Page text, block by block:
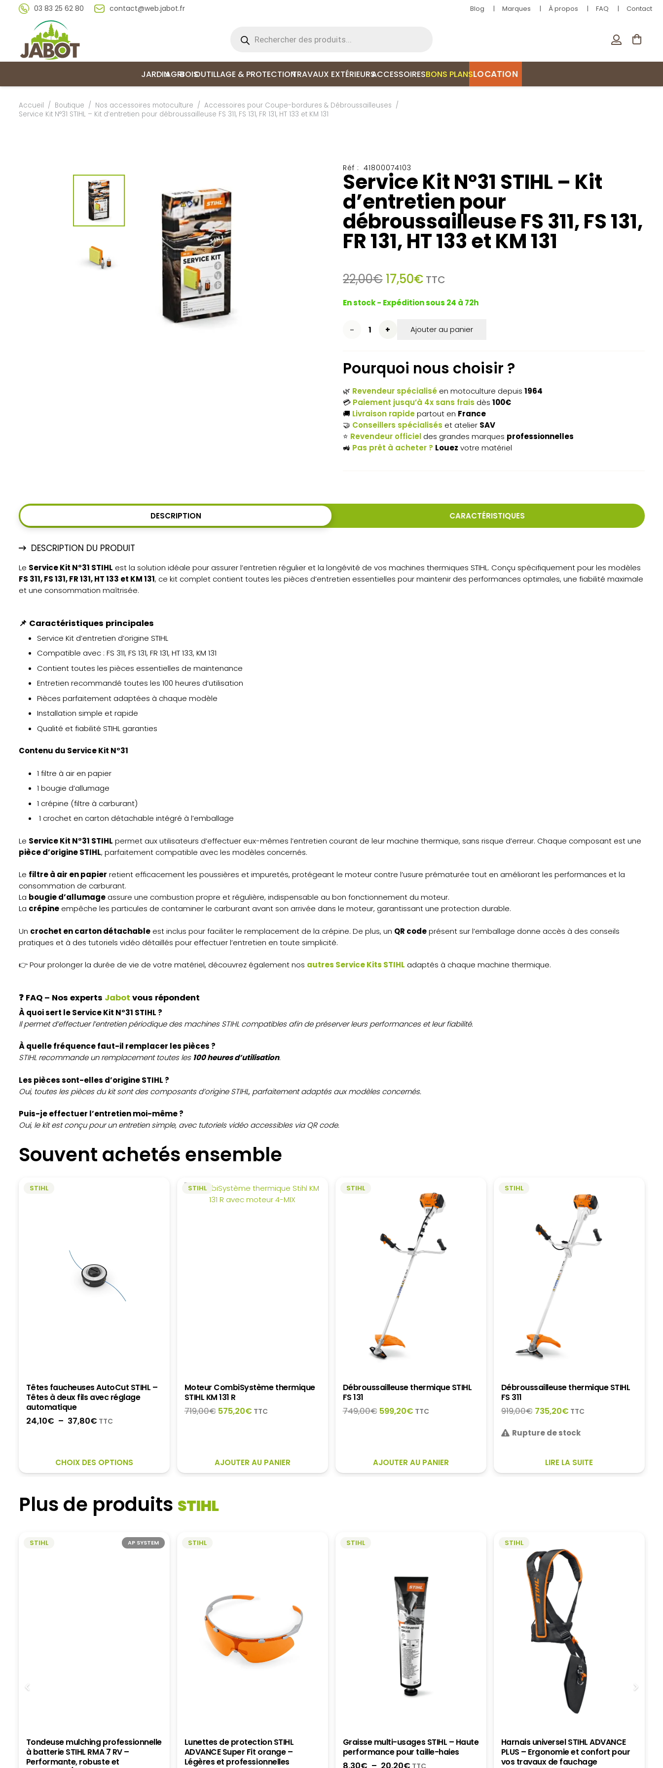
03 83 25 62 80 contact@web.jabot.fr Blog Marques À propos FAQ Contact
produits
JARDINAGRIBOISOUTILLAGE & PROTECTIONTRAVAUX EXTÉRIEURSACCESSOIRESBONS PLANSLOCATION
Accueil / Boutique / Nos accessoires motoculture / Accessoires pour Coupe-bordures & Débroussailleuses /
Service Kit N°31 STIHL – Kit d’entretien pour débroussailleuse FS 311, FS 131, FR 131, HT 133 et KM 131
Réf : 41800074103
Service Kit N°31 STIHL – Kit
d’entretien pour
débroussailleuse FS 311, FS 131,
FR 131, HT 133 et KM 131
22,00€ Le
prix
initial
était :
22,00€.
17,50€Le
actuel
17,50€.
TTC
En stock - Expédition sous 24 à 72h
quantité
Service
N°31
STIHL
– Kit
311,
131,
FR
Ajouter au panier
Pourquoi nous choisir ?
🌿 Revendeur spécialiséen motoculture depuis 1964
💳 Paiement jusqu’à 4x sans frais dès 100€
🚚 Livraison rapidepartout en France
🤝 Conseillers spécialisés et atelier SAV
⭐ Revendeur officieldes grandes marques professionnelles
🚜 Pas prêt à acheter ? Louez votre matériel
DESCRIPTION CARACTÉRISTIQUES
DESCRIPTION DU PRODUIT
Le Service Kit N°31 STIHL est la solution idéale pour assurer l’entretien régulier et la longévité de vos machines thermiques STIHL. Conçu spécifiquement pour les modèles
FS 311, FS 131, FR 131, HT 133 et KM 131, ce kit complet contient toutes les pièces d’entretien essentielles pour maintenir des performances optimales, une fiabilité maximale
et une consommation maîtrisée.
📌 Caractéristiques principales
Service Kit d’entretien d’origine STIHL
Compatible avec : FS 311, FS 131, FR 131, HT 133, KM 131
Contient toutes les pièces essentielles de maintenance
Entretien recommandé toutes les 100 heures d’utilisation
Pièces parfaitement adaptées à chaque modèle
Installation simple et rapide
Qualité et fiabilité STIHL garanties
Contenu du Service Kit N°31
1 filtre à air en papier
1 bougie d’allumage
1 crépine (filtre à carburant)
1 crochet en carton détachable intégré à l’emballage
Le Service Kit N°31 STIHL permet aux utilisateurs d’effectuer eux-mêmes l’entretien courant de leur machine thermique, sans risque d’erreur. Chaque composant est une
pièce d’origine STIHL, parfaitement compatible avec les modèles concernés.
Le filtre à air en papier retient efficacement les poussières et impuretés, protégeant le moteur contre l’usure prématurée tout en améliorant les performances et la
consommation de carburant.
La bougie d’allumageassure une combustion propre et régulière, indispensable au bon fonctionnement du moteur.
La crépineempêche les particules de contaminer le carburant avant son arrivée dans le moteur, garantissant une protection durable.
Un crochet en carton détachableest inclus pour faciliter le remplacement de la crépine. De plus, un QR codeprésent sur l’emballage donne accès à des conseils
pratiques et à des tutoriels vidéo détaillés pour effectuer l’entretien en toute simplicité.
👉 Pour prolonger la durée de vie de votre matériel, découvrez également nos autres Service Kits STIHL adaptés à chaque machine thermique.
❓ FAQ – Nos experts Jabot vous répondent
À quoi sert le Service Kit N°31 STIHL ?
Il permet d’effectuer l’entretien périodique des machines STIHL compatibles afin de préserver leurs performances et leur fiabilité.
À quelle fréquence faut-il remplacer les pièces ?
STIHL recommande un remplacement toutes les 100 heures d’utilisation.
Les pièces sont-elles d’origine STIHL ?
Oui, toutes les pièces du kit sont des composants d’origine STIHL, parfaitement adaptés aux modèles concernés.
Puis-je effectuer l’entretien moi-même ?
Oui, le kit est conçu pour un entretien simple, avec tutoriels vidéo accessibles via QR code.
Souvent achetés ensemble
STIHL
Têtes faucheuses AutoCut STIHL –
Têtes à deux fils avec réglage
automatique
24,10€ – 37,80€Plage
à
37,80€
TTC
CHOIX DES OPTIONS
PRODUIT
VARIATIONS.
LES
STIHL
Moteur CombiSystème thermique
STIHL KM 131 R
719,00€ Le
575,20€Le
TTC
AJOUTER AU PANIER
STIHL
Débroussailleuse thermique STIHL
FS 131
749,00€ Le
599,20€Le
TTC
AJOUTER AU PANIER
STIHL
Débroussailleuse thermique STIHL
FS 311
919,00€ Le
initial
735,20€Le
actuel
TTC
Rupture de stock
LIRE LA SUITE
Plus de produits STIHL
AP SYSTEM
STIHL
Tondeuse mulching professionnelle
à batterie STIHL RMA 7 RV –
Performante, robuste et
STIHL
Lunettes de protection STIHL
ADVANCE Super Fit orange –
Légères et professionnelles
STIHL
Graisse multi-usages STIHL – Haute
performance pour taille-haies
8,30€ – 20,20€Plage
STIHL
Harnais universel STIHL ADVANCE
PLUS – Ergonomie et confort pour
vos travaux de fauchage